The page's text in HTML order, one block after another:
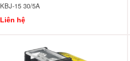
KBJ-15 30/5A
Liên hệ